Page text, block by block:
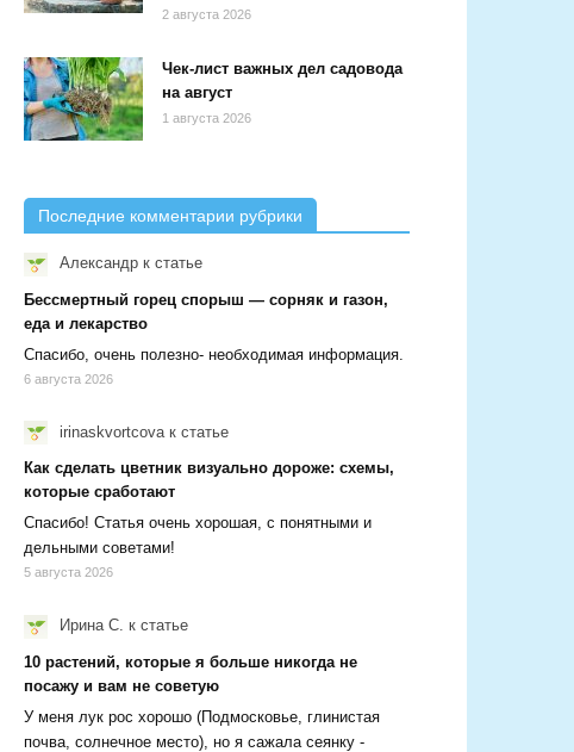
2 августа 2026
Чек-лист важных дел садовода
на август
1 августа 2026
Последние комментарии рубрики
Александр к статье
Бессмертный горец спорыш — сорняк и газон,
еда и лекарство
Спасибо, очень полезно- необходимая информация.
6 августа 2026
irinaskvortcova к статье
Как сделать цветник визуально дороже: схемы,
которые сработают
Спасибо! Статья очень хорошая, с понятными и
дельными советами!
5 августа 2026
Ирина С. к статье
10 растений, которые я больше никогда не
посажу и вам не советую
У меня лук рос хорошо (Подмосковье, глинистая
почва, солнечное место), но я сажала сеянку -